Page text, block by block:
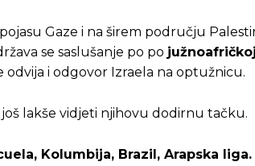
Gaze i na širem području
se saslušanje po po
odvija i odgovor Izraela na optužnicu.
lakše vidjeti njihovu dodirnu tačku.
Kolumbija, Brazil, Arapska liga.